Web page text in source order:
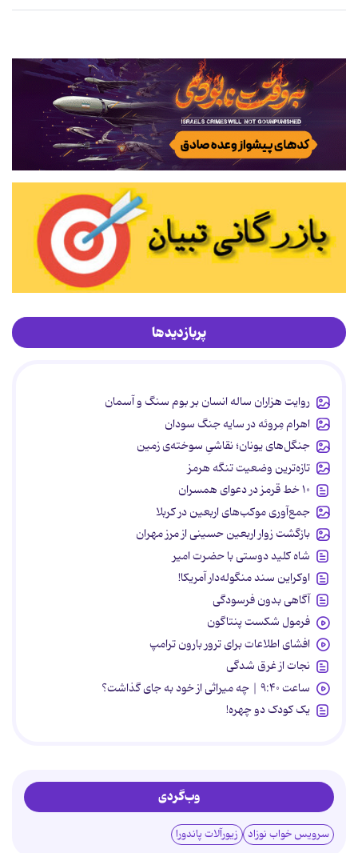
پربازدیدها
روایت هزاران ساله انسان بر بوم سنگ و آسمان
اهرام مِروئه در سایه جنگ سودان
جنگل‌های یونان؛ نقاشیِ سوخته‌ی زمین
تازه‌ترین وضعیت تنگه هرمز
۱۰ خط قرمز در دعوای همسران
جمع‌آوری موکب‌های اربعین در کربلا
بازگشت زوار اربعین حسینی از مرز مهران
شاه کلید دوستی با حضرت امیر
اوکراین سند منگوله‌دار آمریکا!
آگاهی بدون فرسودگی
فرمول شکست پنتاگون
افشای اطلاعات برای ترور بارون ترامپ
نجات از غرق شدگی
ساعت ۹:۴۰ | چه میراثی از خود به جای گذاشت؟
یک کودک دو چهره!
وب‌گردی
سرویس خواب نوزاد زیورآلات پاندورا